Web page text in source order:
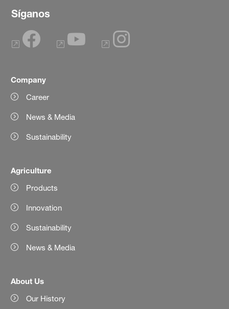
Síganos
Company
Career
News & Media
Sustainability
Agriculture
Products
Innovation
Sustainability
News & Media
About Us
Our History